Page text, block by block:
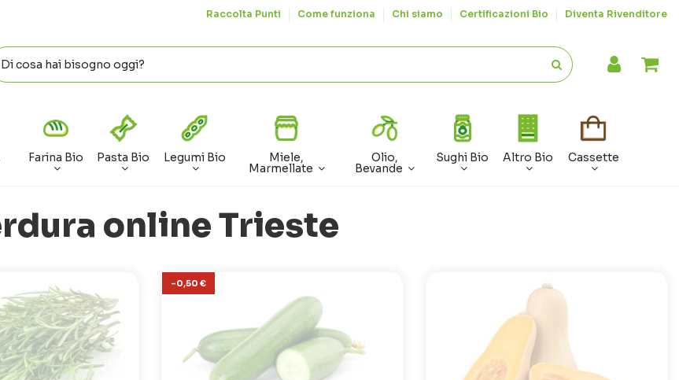
Raccolta Punti Come funziona Chi siamo Certificazioni Bio Diventa Rivenditore
Farina Bio Pasta Bio Legumi Bio Miele,
Marmellate
Olio,
Bevande
Sughi Bio Altro Bio Cassette
online Trieste
-0,50 €